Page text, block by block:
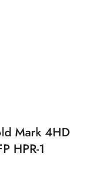
Mark 4HD
HPR-1